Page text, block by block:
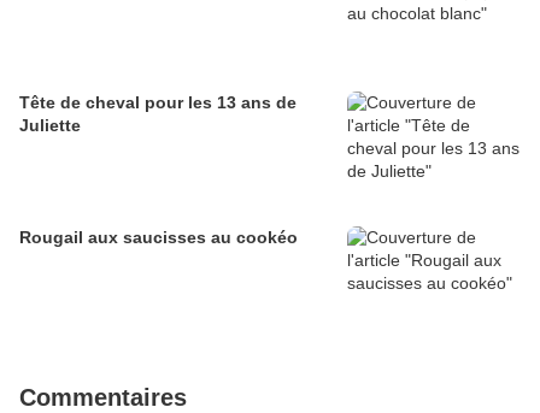
Tête de cheval pour les 13 ans de
Juliette
Rougail aux saucisses au cookéo
Commentaires